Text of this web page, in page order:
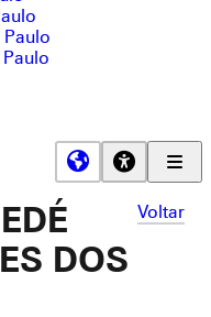
DOS
Voltar